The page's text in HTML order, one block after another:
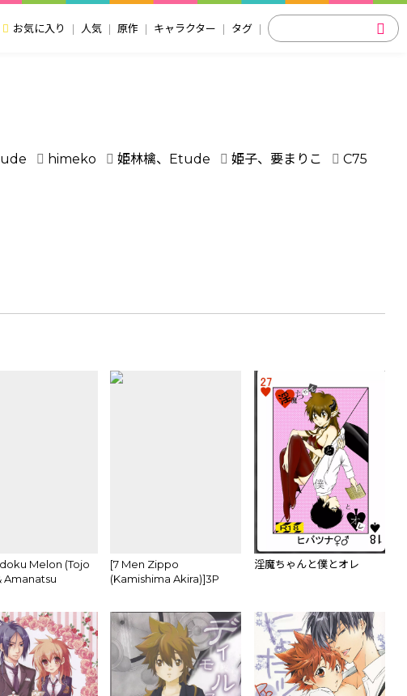
お気に入り 人気 原作 キャラクター タグ
himeko 姫林檎、Etude 姫子、要まりこ
C75
Melon (Tojo
Amanatsu
[7 Men Zippo
(Kamishima Akira)]3P
REBORN!)sample
淫魔ちゃんと僕とオレ